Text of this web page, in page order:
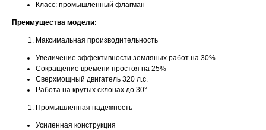
Класс: промышленный флагман
Преимущества модели:
Максимальная производительность
Увеличение эффективности земляных работ на 30%
Сокращение времени простоя на 25%
Сверхмощный двигатель 320 л.с.
Работа на крутых склонах до 30°
Промышленная надежность
Усиленная конструкция